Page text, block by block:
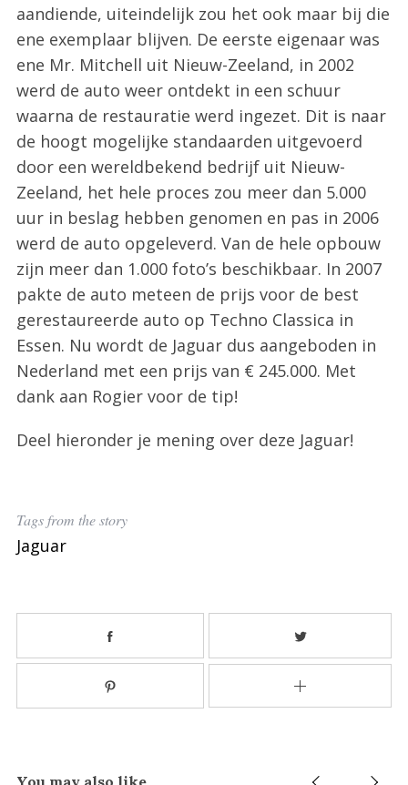
aandiende, uiteindelijk zou het ook maar bij die
ene exemplaar blijven. De eerste eigenaar was
ene Mr. Mitchell uit Nieuw-Zeeland, in 2002
werd de auto weer ontdekt in een schuur
waarna de restauratie werd ingezet. Dit is naar
de hoogt mogelijke standaarden uitgevoerd
door een wereldbekend bedrijf uit Nieuw-
Zeeland, het hele proces zou meer dan 5.000
uur in beslag hebben genomen en pas in 2006
werd de auto opgeleverd. Van de hele opbouw
zijn meer dan 1.000 foto’s beschikbaar. In 2007
pakte de auto meteen de prijs voor de best
gerestaureerde auto op Techno Classica in
Essen. Nu wordt de Jaguar dus aangeboden in
Nederland met een prijs van € 245.000. Met
dank aan Rogier voor de tip!
Deel hieronder je mening over deze Jaguar!
Tags from the story
Jaguar
You may also like
f
r